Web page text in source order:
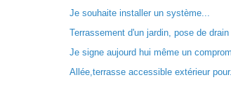
Je souhaite installer un système...
Terrassement d'un jardin, pose de drain
Je signe aujourd hui même un
Allée,terrasse accessible extérieur